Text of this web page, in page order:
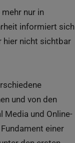
nur in
informiert sich
hier nicht sichtbar
und von den
Media und Online-
einer